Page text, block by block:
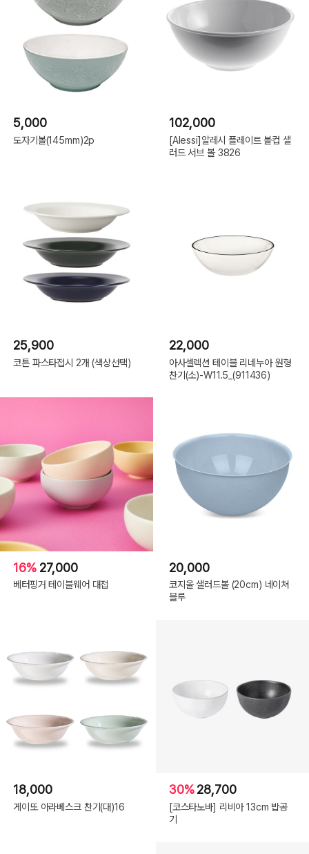
5,000
도자기볼(145mm)2p
102,000
[Alessi]알레시 플레이트 볼컵 샐
러드 서브 볼 3826
25,900
코튼 파스타접시 2개 (색상선택)
22,000
아사셀렉션 테이블 리네누아 원형
찬기(소)-W11.5_(911436)
16% 27,000
베터핑거 테이블웨어 대접
20,000
코지올 샐러드볼 (20cm) 네이쳐
블루
18,000
게이또 아라베스크 찬기(대)16
30%28,700
[코스타노바] 리비아 13cm 밥공
기